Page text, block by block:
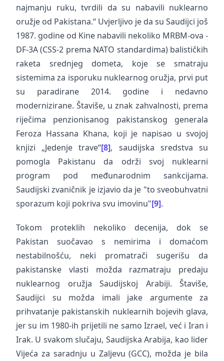
najmanju ruku, tvrdili da su nabavili nuklearno
oružje od Pakistana.“ Uvjerljivo je da su Saudijci još
1987. godine od Kine nabavili nekoliko MRBM-ova -
DF-3A (CSS-2 prema NATO standardima) balističkih
raketa srednjeg dometa, koje se smatraju
sistemima za isporuku nuklearnog oružja, prvi put
su paradirane 2014. godine i nedavno
modernizirane. Štaviše, u znak zahvalnosti, prema
riječima penzionisanog pakistanskog generala
Feroza Hassana Khana, koji je napisao u svojoj
knjizi „Jedenje trave“[8], saudijska sredstva su
pomogla Pakistanu da održi svoj nuklearni
program pod međunarodnim sankcijama.
Saudijski zvaničnik je izjavio da je "to sveobuhvatni
sporazum koji pokriva svu imovinu"[9].
Tokom proteklih nekoliko decenija, dok se
Pakistan suočavao s nemirima i domaćom
nestabilnošću, neki promatrači sugerišu da
pakistanske vlasti možda razmatraju predaju
nuklearnog oružja Saudijskoj Arabiji. Štaviše,
Saudijci su možda imali jake argumente za
prihvatanje pakistanskih nuklearnih bojevih glava,
jer su im 1980-ih prijetili ne samo Izrael, već i Iran i
Irak. U svakom slučaju, Saudijska Arabija, kao lider
Vijeća za saradnju u Zaljevu (GCC), možda je bila